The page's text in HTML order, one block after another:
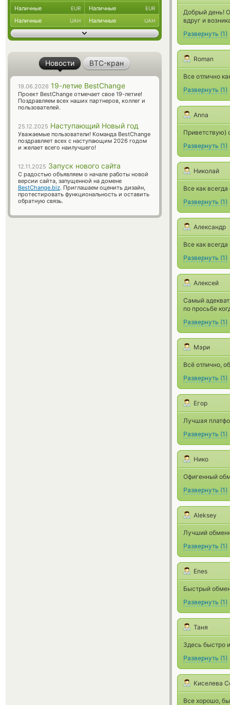
Добрый день!
вдруг и
Развернуть (1)
Roman
Все отлично
Развернуть (1)
Anna
Приветствую)
Развернуть (1)
Николай
Все как всегда
Развернуть (1)
Александр
Все как
Развернуть (1)
Алексей
Самый
по просьбе
Развернуть (1)
Мэри
Всё отлично,
Развернуть (1)
Егор
Лучшая
Развернуть (1)
Нико
Офигенный
Развернуть (1)
Aleksey
Лучший
Развернуть (1)
Enes
Быстрый
Развернуть (1)
Таня
Здесь быстро
Развернуть (1)
Киселева
Все хорошо,
Наличные EUR Наличные EUR
Наличные UAH Наличные UAH
Новости BTC-кран
19.06.2026 19-летие BestChange
Проект BestChange отмечает свое 19-летие!
Поздравляем всех наших партнеров, коллег и
пользователей.
25.12.2025 Наступающий Новый год
Уважаемые пользователи! Команда BestChange
поздравляет всех с наступающим 2026 годом
и желает всего наилучшего!
12.11.2025 Запуск нового сайта
С радостью объявляем о начале работы новой
версии сайта, запущенной на домене
BestChange.biz. Приглашаем оценить дизайн,
протестировать функциональность и оставить
обратную связь.